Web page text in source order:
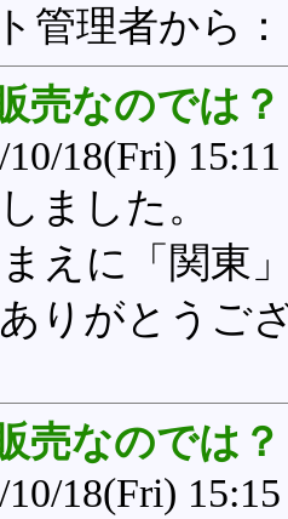
管理者か
売なのでは？
10/18(Fri)
ました。
えに「関東
りがとうご
売なのでは？
10/18(Fri)